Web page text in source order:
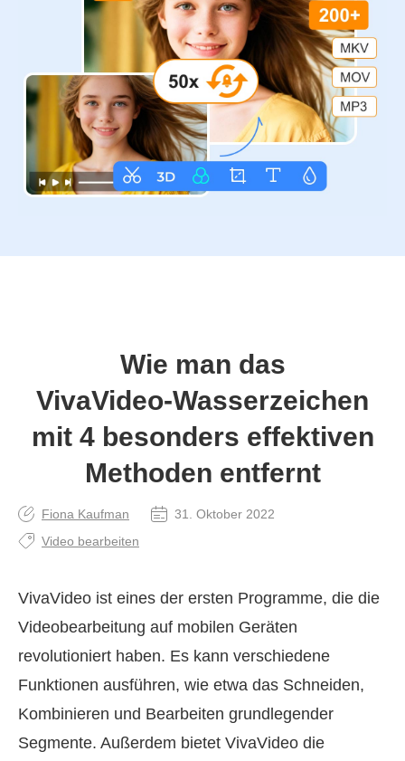
Wie man das
VivaVideo‑Wasserzeichen
mit 4 besonders effektiven
Methoden entfernt
Fiona Kaufman
31. Oktober 2022
Video bearbeiten
VivaVideo ist eines der ersten Programme, die die
Videobearbeitung auf mobilen Geräten
revolutioniert haben. Es kann verschiedene
Funktionen ausführen, wie etwa das Schneiden,
Kombinieren und Bearbeiten grundlegender
Segmente. Außerdem bietet VivaVideo die